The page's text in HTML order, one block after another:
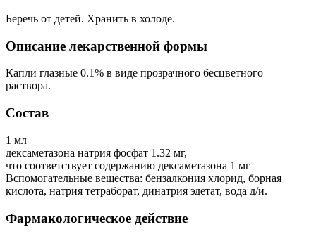
Беречь от детей. Хранить в холоде.
Описание лекарственной формы
Капли глазные 0.1% в виде прозрачного бесцветного
раствора.
Состав
1 мл
дексаметазона натрия фосфат 1.32 мг,
что соответствует содержанию дексаметазона 1 мг
Вспомогательные вещества: бензалкония хлорид, борная
кислота, натрия тетраборат, динатрия эдетат, вода д/и.
Фармакологическое действие